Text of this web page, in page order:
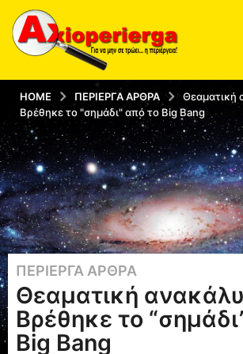
HOME ΠΕΡΊΕΡΓΑ ΆΡΘΡΑ
Θεαματική
Βρέθηκε το "σημάδι" από το Big Bang
1
2
έ
τ
η
ΠΕΡΊΕΡΓΑ ΆΡΘΡΑ
Θεαματική
Βρέθηκε το
Big Bang